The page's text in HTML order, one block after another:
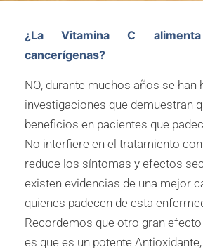
¿La Vitamina C
cancerígenas?
NO, durante muchos años se han
investigaciones que demuestran
beneficios en pacientes que
No interfiere en el tratamiento
reduce los síntomas y efectos
existen evidencias de una mejor
quienes padecen de esta
Recordemos que otro gran
es que es un potente